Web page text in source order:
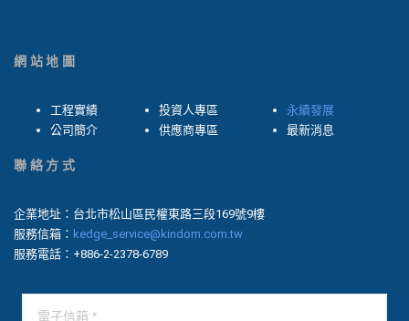
網站地圖
工程實績
公司簡介
投資人專區
供應商專區
永續發展
最新消息
聯絡方式
企業地址：台北市松山區民權東路三段169號9樓
服務信箱： kedge_service@kindom.com.tw
服務電話：+886-2-2378-6789